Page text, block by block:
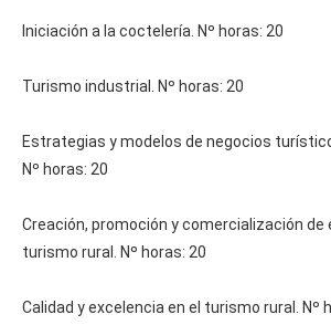
Iniciación a la coctelería. Nº horas: 20
Turismo industrial. Nº horas: 20
Estrategias y modelos de negocios
Nº horas: 20
Creación, promoción y comercialización de
turismo rural. Nº horas: 20
Calidad y excelencia en el turismo rural. Nº